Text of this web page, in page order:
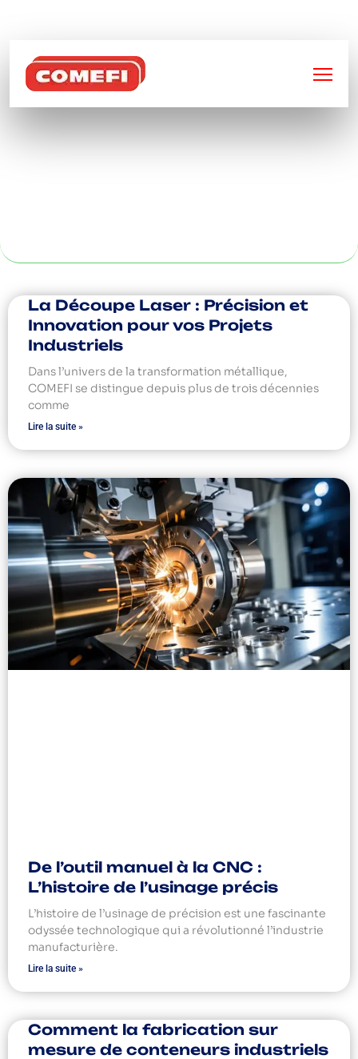
CONTENEUR
La Découpe Laser : Précision et
Innovation pour vos Projets
Industriels
Dans l’univers de la transformation métallique,
COMEFI se distingue depuis plus de trois décennies
comme
Lire la suite »
De l’outil manuel à la CNC :
L’histoire de l’usinage précis
L’histoire de l’usinage de précision est une fascinante
odyssée technologique qui a révolutionné l’industrie
manufacturière.
Lire la suite »
Comment la fabrication sur
mesure de conteneurs industriels